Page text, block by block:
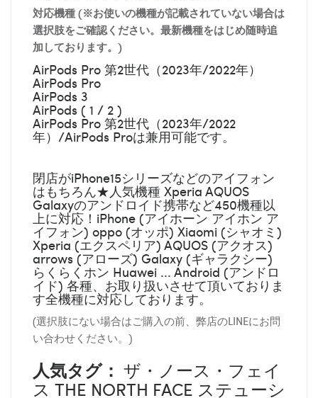
対応機種 (※お使いの機種が記載されていない場合は
選択肢をご確認ください。最新機種をはじめ随時追
加しております。)
AirPods Pro 第2世代（2023年/2022年）
AirPods Pro
AirPods 3
AirPods ( 1 / 2 )
AirPods Pro 第2世代（2023年/2022
年）/AirPods Proは兼用可能です。
閉店がiPhone15シリーズなどのアイフォン
はもちろん★人気機種 Xperia AQUOS
Galaxyのアンドロイド携帯など450機種以
上に対応！iPhone (アイホーン アイホン ア
イフォン) oppo (オッポ) Xiaomi (シャオミ)
Xperia (エクスペリア) AQUOS (アクオス)
arrows (アローズ) Galaxy (ギャラクシー)
らくらくホン Huawei ... Android (アンドロ
イド) 各種、お取り扱いさせて頂いておりま
す全機種に対応しております。
(選択肢にない場合はご購入の前、弊店のLINEにお問
い合わせください。)
人気タグ： ザ・ノース・フェイ
ス THE NORTH FACE ステューシ